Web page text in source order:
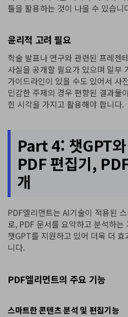
툴을 활용하는 것이 나을 수 있습니
윤리적 고려 필요
학술 발표나 연구와 관련된 프레젠
사실을 공개할 필요가 있으며 일부
가이드라인이 있을 수도 있어서 사
민감한 주제의 경우 편향된 결과물
힌 시각을 가지고 활용해야 합니다.
Part 4: 챗GPT
PDF 편집기,
개
PDF엘리먼트는 AI기술이 적용된
로, PDF 문서를 요약하고 분석하
챗GPT를 지원하고 있어 더욱 더
니다.
PDF엘리먼트의 주요 기능
스마트한 콘텐츠 분석 및 편집기능